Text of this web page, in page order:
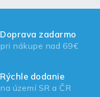
Doprava zadarmo
pri nákupe nad 69€
Rýchle dodanie
na území SR a ČR